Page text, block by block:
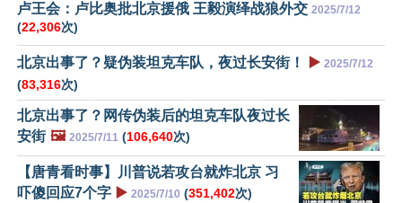
卢王会：卢比奥批北京援俄 王毅演绎战狼外交 2025/7/12
(22,306次)
北京出事了？疑伪装坦克车队，夜过长安街！ ▶️ 2025/7/12
(83,316次)
北京出事了？网传伪装后的坦克车队夜过长
安街 🖼️ 2025/7/11 (106,640次)
【唐青看时事】川普说若攻台就炸北京 习
吓傻回应7个字 ▶️ 2025/7/10 (351,402次)